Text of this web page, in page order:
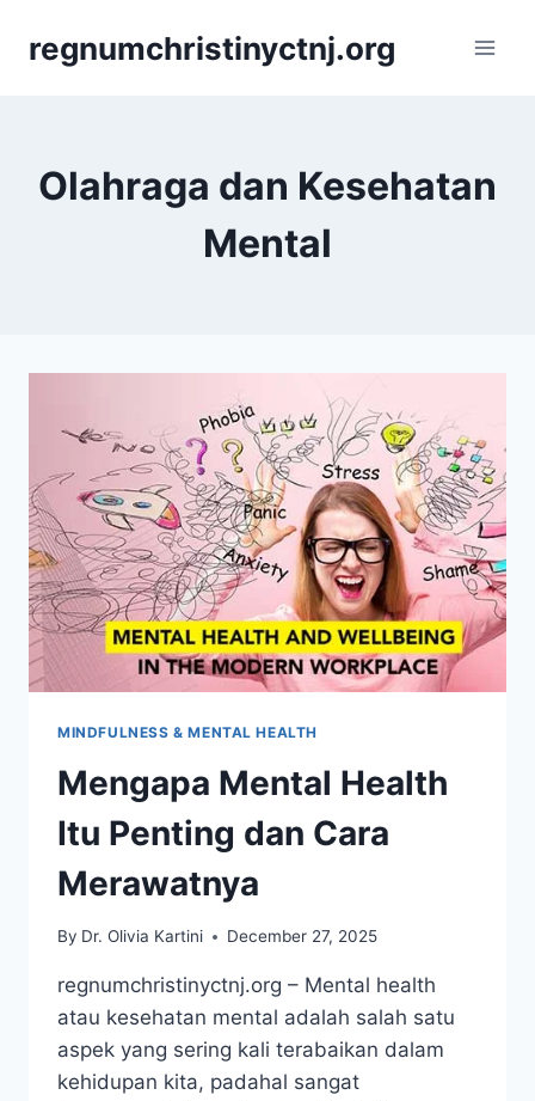
regnumchristinyctnj.org
Olahraga dan Kesehatan
Mental
MINDFULNESS & MENTAL HEALTH
Mengapa Mental Health
Itu Penting dan Cara
Merawatnya
By Dr. Olivia Kartini December 27, 2025
regnumchristinyctnj.org – Mental health
atau kesehatan mental adalah salah satu
aspek yang sering kali terabaikan dalam
kehidupan kita, padahal sangat